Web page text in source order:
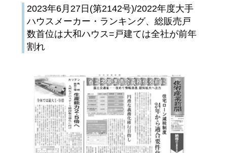
2023年6月27日(第2142号)/2022年度大手
ハウスメーカー・ランキング、総販売戸
数首位は大和ハウス=戸建ては全社が前年
割れ